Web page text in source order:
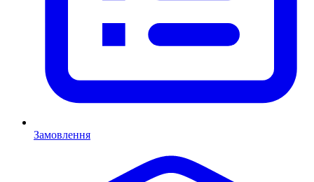
Замовлення